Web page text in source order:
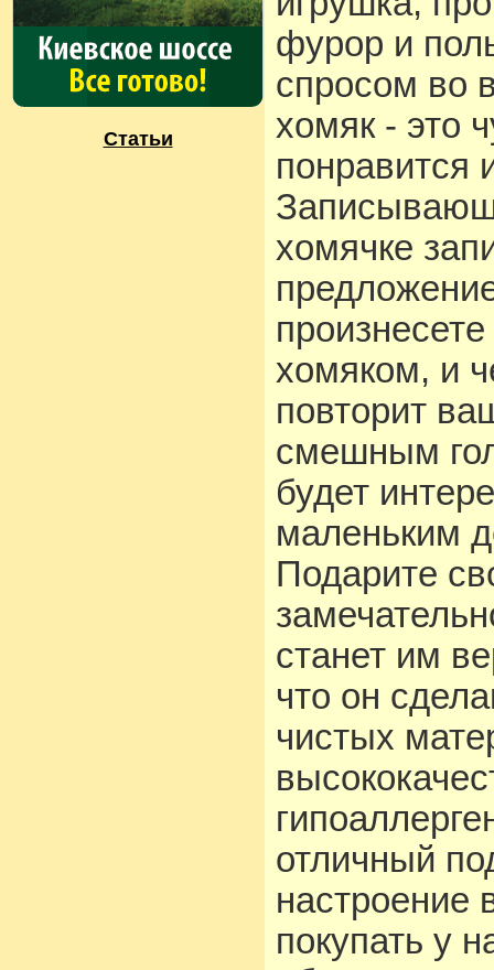
Статьи
фурор и
спросом во
хомяк - это
понравится
хомячке
хомяком, и
повторит
смешным
будет
маленьким
Подарите
станет им
что он
чистых
отличный
настроение
покупать у